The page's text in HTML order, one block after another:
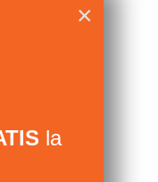
×
la